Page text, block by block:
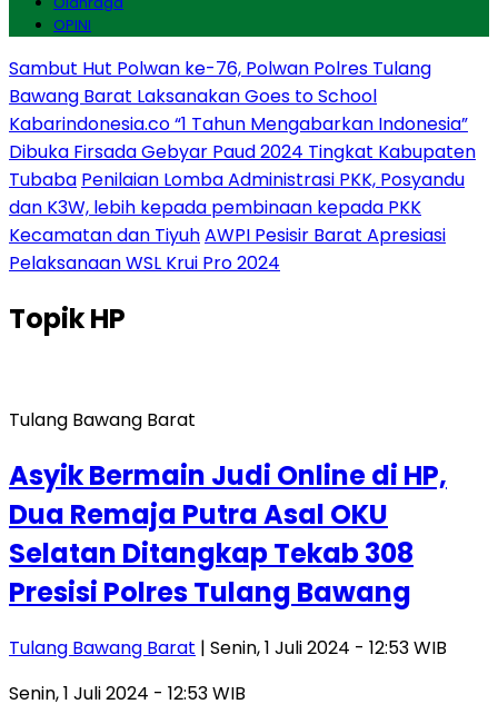
OPINI
Sambut Hut Polwan ke-76, Polwan Polres Tulang
Bawang Barat Laksanakan Goes to School
Kabarindonesia.co “1 Tahun Mengabarkan Indonesia”
Dibuka Firsada Gebyar Paud 2024 Tingkat Kabupaten
Tubaba Penilaian Lomba Administrasi PKK, Posyandu
dan K3W, lebih kepada pembinaan kepada PKK
Kecamatan dan TiyuhAWPI Pesisir Barat Apresiasi
Pelaksanaan WSL Krui Pro 2024
TopikHP
Tulang Bawang Barat
Asyik Bermain Judi Online di HP,
Dua Remaja Putra Asal OKU
Selatan Ditangkap Tekab 308
Presisi Polres Tulang Bawang
Tulang Bawang Barat | Senin, 1 Juli 2024 - 12:53 WIB
Senin, 1 Juli 2024 - 12:53 WIB